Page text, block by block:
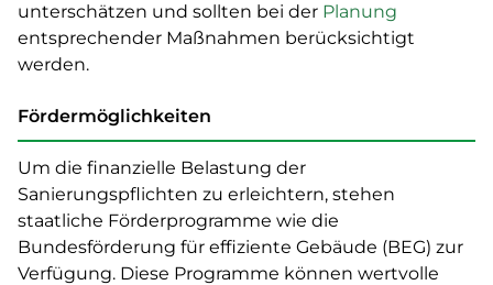
unterschätzen und sollten bei der Planung
entsprechender Maßnahmen berücksichtigt
werden.
Fördermöglichkeiten
Um die finanzielle Belastung der
Sanierungspflichten zu erleichtern, stehen
staatliche Förderprogramme wie die
Bundesförderung für effiziente Gebäude (BEG) zur
Verfügung. Diese Programme können wertvolle